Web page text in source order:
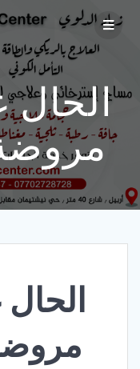
الحال